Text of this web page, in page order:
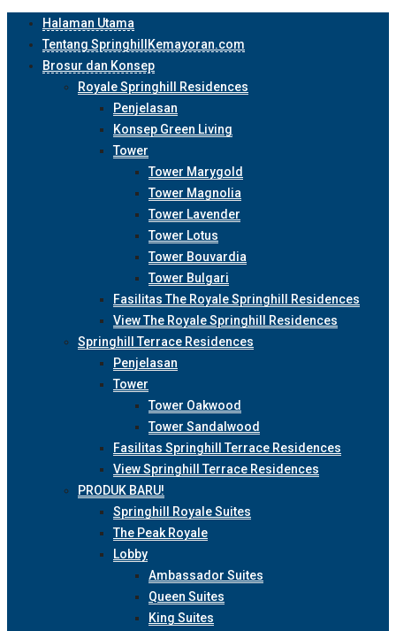
Halaman Utama
Tentang SpringhillKemayoran.com
Brosur dan Konsep
Royale Springhill Residences
Penjelasan
Konsep Green Living
Tower
Tower Marygold
Tower Magnolia
Tower Lavender
Tower Lotus
Tower Bouvardia
Tower Bulgari
Fasilitas The Royale Springhill Residences
View The Royale Springhill Residences
Springhill Terrace Residences
Penjelasan
Tower
Tower Oakwood
Tower Sandalwood
Fasilitas Springhill Terrace Residences
View Springhill Terrace Residences
PRODUK BARU!
Springhill Royale Suites
The Peak Royale
Lobby
Ambassador Suites
Queen Suites
King Suites